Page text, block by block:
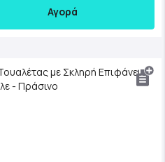
Αγορά